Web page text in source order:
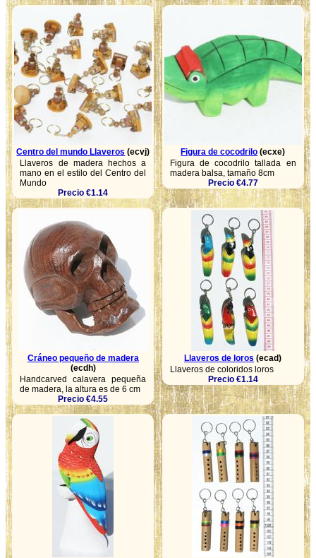
Centro del mundo Llaveros (ecvj)
Llaveros de madera hechos a
mano en el estilo del Centro del
Mundo
Precio €1.14
Figura de cocodrilo (ecxe)
Figura de cocodrilo tallada en
madera balsa, tamaño 8cm
Precio €4.77
Cráneo pequeño de madera
(ecdh)
Handcarved calavera pequeña
de madera, la altura es de 6 cm
Precio €4.55
Llaveros de loros (ecad)
Llaveros de coloridos loros
Precio €1.14